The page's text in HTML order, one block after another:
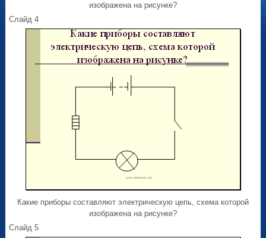
изображена на рисунке?
Слайд 4
Какие приборы составляют электрическую цепь, схема которой
изображена на рисунке?
Слайд 5